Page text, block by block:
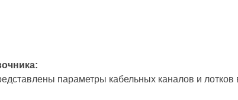
параметры кабельных каналов и лотков